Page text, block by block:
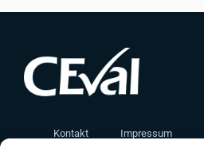
Kontakt Impressum